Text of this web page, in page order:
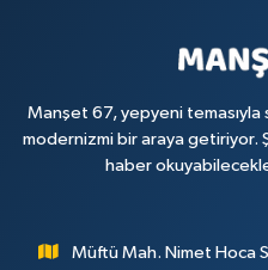
Manşet 67, yepyeni
modernizmi bir araya getiriyor.
haber
Müftü Mah. Nimet Hoca